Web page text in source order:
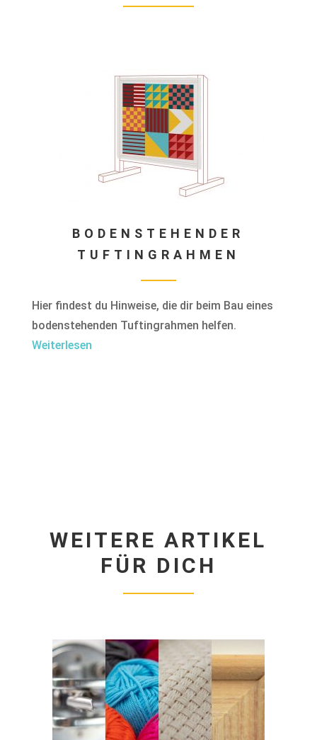
BODENSTEHENDER
TUFTINGRAHMEN
Hier findest du Hinweise, die dir beim Bau eines
bodenstehenden Tuftingrahmen helfen.
Weiterlesen
WEITERE ARTIKEL
FÜR DICH